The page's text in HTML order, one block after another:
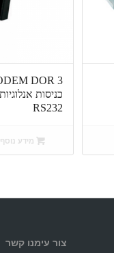
RS232
מידע נוסף
צור עימנו קשר